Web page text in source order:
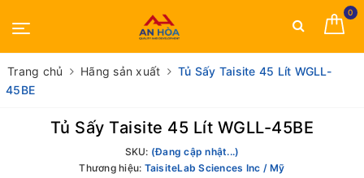
0
Trang chủ Hãng sản xuất
Tủ Sấy Taisite 45 Lít WGLL-
45BE
Tủ Sấy Taisite 45 Lít WGLL-45BE
SKU: (Đang cập nhật...)
Thương hiệu: TaisiteLab Sciences Inc / Mỹ